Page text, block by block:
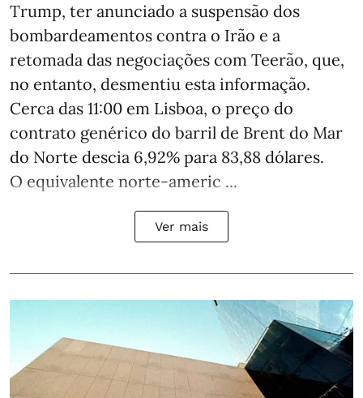
Trump, ter anunciado a suspensão dos
bombardeamentos contra o Irão e a
retomada das negociações com Teerão, que,
no entanto, desmentiu esta informação.
Cerca das 11:00 em Lisboa, o preço do
contrato genérico do barril de Brent do Mar
do Norte descia 6,92% para 83,88 dólares.
O equivalente norte-americ ...
Ver mais